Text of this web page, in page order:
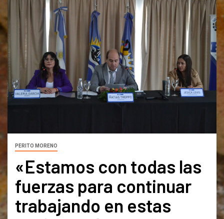
PERITO MORENO
«Estamos con todas las
fuerzas para continuar
trabajando en estas